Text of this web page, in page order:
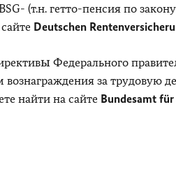
(т.н. гетто-пенсия по
Deutschen
Федерального
за трудовую
найти на сайте Bundesamt